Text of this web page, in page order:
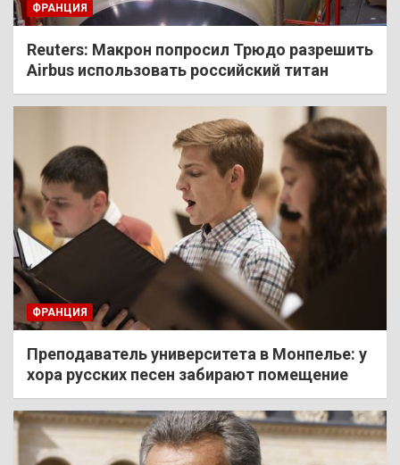
ФРАНЦИЯ
Reuters: Макрон попросил Трюдо разрешить
Airbus использовать российский титан
ФРАНЦИЯ
Преподаватель университета в Монпелье: у
хора русских песен забирают помещение